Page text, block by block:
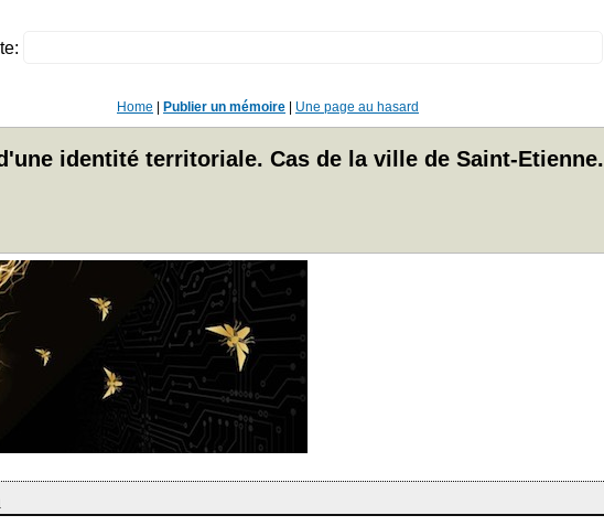
Home Publier un mémoire Une page au hasard
identité territoriale. Cas de la ville de Saint-Etienne.